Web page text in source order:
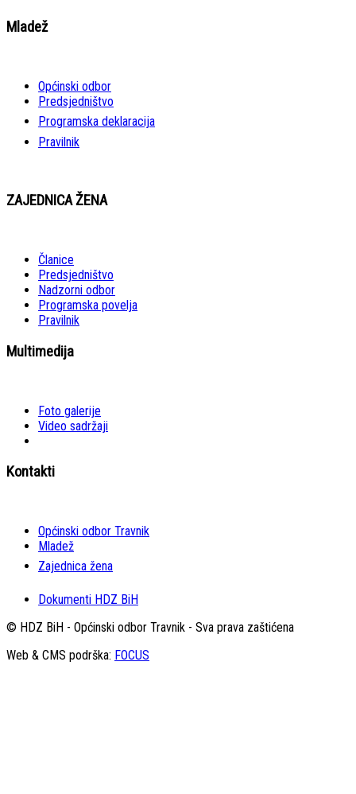
Mladež
Općinski odbor
Predsjedništvo
Programska deklaracija
Pravilnik
ZAJEDNICA ŽENA
Članice
Predsjedništvo
Nadzorni odbor
Programska povelja
Pravilnik
Multimedija
Foto galerije
Video sadržaji
Kontakti
Općinski odbor Travnik
Mladež
Zajednica žena
Dokumenti HDZ BiH
© HDZ BiH - Općinski odbor Travnik - Sva prava zaštićena
Web & CMS podrška: FOCUS